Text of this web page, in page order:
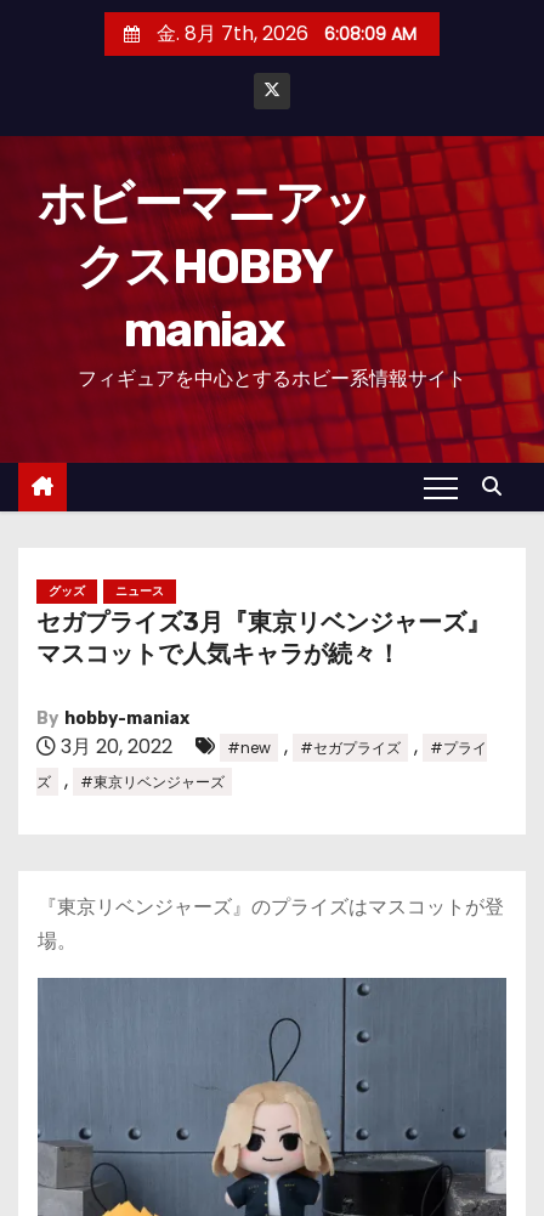
金. 8月 7th, 2026 6:08:09 AM
ホビーマニアッ
クスHOBBY
maniax
フィギュアを中心とするホビー系情報サイト
グッズ ニュース
セガプライズ3月『東京リベンジャーズ』
マスコットで人気キャラが続々！
By hobby-maniax
3月 20, 2022 #new , #セガプライズ ,
#プライ
ズ
, #東京リベンジャーズ
『東京リベンジャーズ』のプライズはマスコットが登
場。